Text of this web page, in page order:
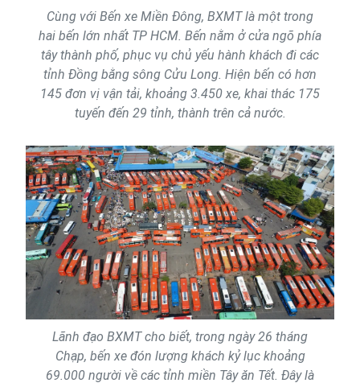
Cùng với Bến xe Miền Đông, BXMT là một trong
hai bến lớn nhất TP HCM. Bến nằm ở cửa ngõ phía
tây thành phố, phục vụ chủ yếu hành khách đi các
tỉnh Đồng bằng sông Cửu Long. Hiện bến có hơn
145 đơn vị vận tải, khoảng 3.450 xe, khai thác 175
tuyến đến 29 tỉnh, thành trên cả nước.
Lãnh đạo BXMT cho biết, trong ngày 26 tháng
Chạp, bến xe đón lượng khách kỷ lục khoảng
69.000 người về các tỉnh miền Tây ăn Tết. Đây là